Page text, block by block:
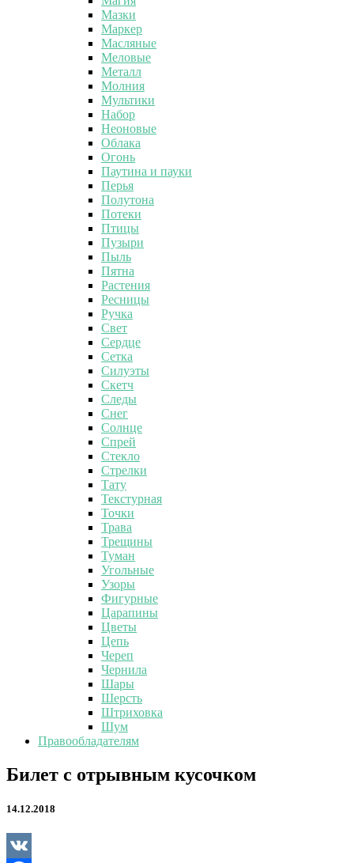
Мазки
Маркер
Масляные
Меловые
Металл
Молния
Мультики
Набор
Неоновые
Облака
Огонь
Паутина и пауки
Перья
Полутона
Потеки
Птицы
Пузыри
Пыль
Пятна
Растения
Ресницы
Ручка
Свет
Сердце
Сетка
Силуэты
Скетч
Следы
Снег
Солнце
Спрей
Стекло
Стрелки
Тату
Текстурная
Точки
Трава
Трещины
Туман
Угольные
Узоры
Фигурные
Царапины
Цветы
Цепь
Череп
Чернила
Шары
Шерсть
Штриховка
Шум
Правообладателям
Билет
с
кусочком
Билет с отрывным кусочком
14.12.2018